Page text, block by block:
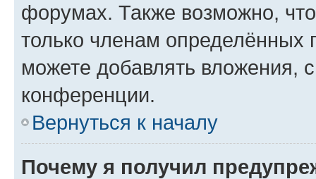
форумах. Также возможно,
только членам определённых
можете добавлять вложения,
конференции.
Вернуться к началу
Почему я получил